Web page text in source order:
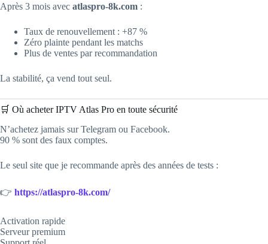
Après 3 mois avec atlaspro-8k.com :
Taux de renouvellement : +87 %
Zéro plainte pendant les matchs
Plus de ventes par recommandation
La stabilité, ça vend tout seul.
🛒 Où acheter IPTV Atlas Pro en toute sécurité
N’achetez jamais sur Telegram ou Facebook.
90 % sont des faux comptes.
Le seul site que je recommande après des années de tests :
👉 https://atlaspro-8k.com/
Activation rapide
Serveur premium